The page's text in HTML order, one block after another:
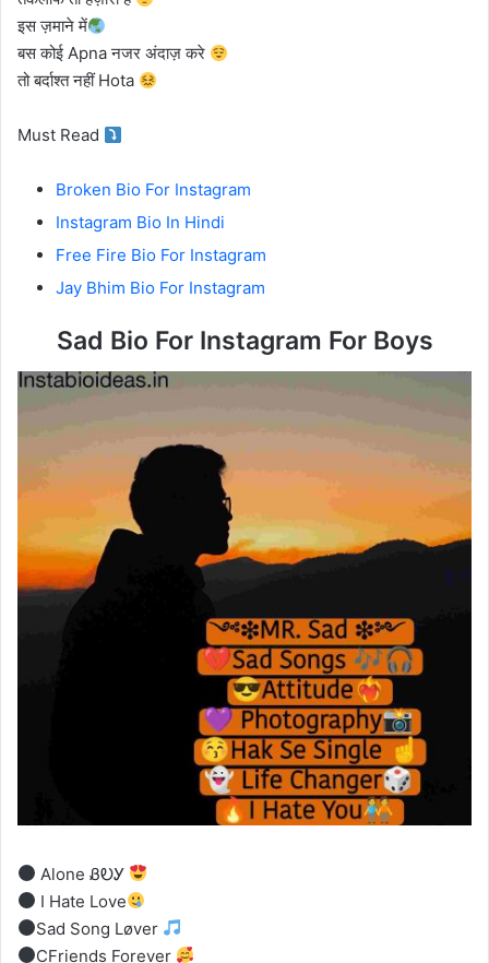
इस ज़माने में
बस कोई Apna नजर अंदाज़ करे
तो बर्दाश्त नहीं Hota
Must Read
Broken Bio For Instagram
Instagram Bio In Hindi
Free Fire Bio For Instagram
Jay Bhim Bio For Instagram
Sad Bio For Instagram For Boys
Alone ᏰᎧᎩ
I Hate Love
Sad Song Løver
CFriends Forever